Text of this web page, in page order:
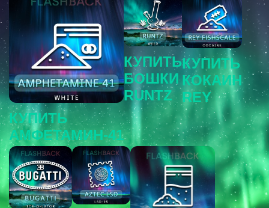
КУПИТЬ
АМФЕТАМИН-41
КУПИТЬ
БОШКИ
RUNTZ
КУПИТЬ
КОКАИН
REY